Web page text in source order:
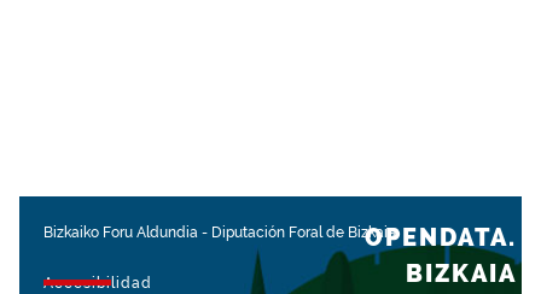
Bizkaiko Foru Aldundia - Diputación Foral de Bizkaia
Accesibilidad
OPENDATA.
BIZKAIA